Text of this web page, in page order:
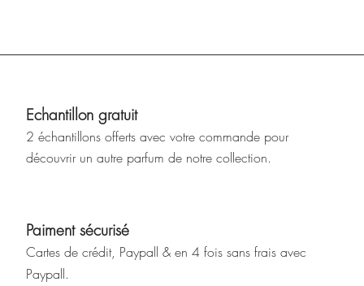
Echantillon gratuit
2 échantillons offerts avec votre commande pour
découvrir un autre parfum de notre collection.
Paiment sécurisé
Cartes de crédit, Paypall & en 4 fois sans frais avec
Paypall.